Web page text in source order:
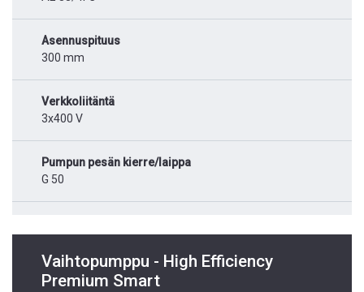
Asennuspituus
300 mm
Verkkoliitäntä
3x400 V
Pumpun pesän kierre/laippa
G 50
Vaihtopumppu - High Efficiency
Premium Smart